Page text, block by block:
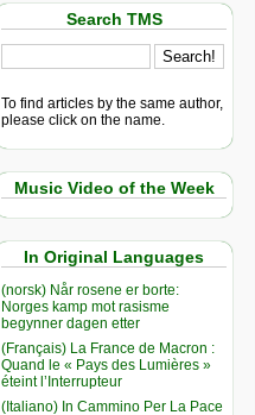
Search TMS
To find articles by the same author,
please click on the name.
Music Video of the Week
In Original Languages
(norsk) Når rosene er borte:
Norges kamp mot rasisme
begynner dagen etter
(Français) La France de Macron :
Quand le « Pays des Lumières »
éteint l’Interrupteur
(Italiano) In Cammino Per La Pace